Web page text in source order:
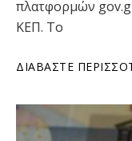
πλατφορμών
ΚΕΠ. Το
ΔΙΑΒΆΣΤΕ